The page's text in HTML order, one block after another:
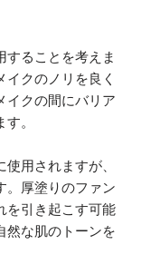
することを考えま
イクのノリを良く
イクの間にバリア
。
用されますが、
。厚塗りのファン
を引き起こす可能
然な肌のトーンを